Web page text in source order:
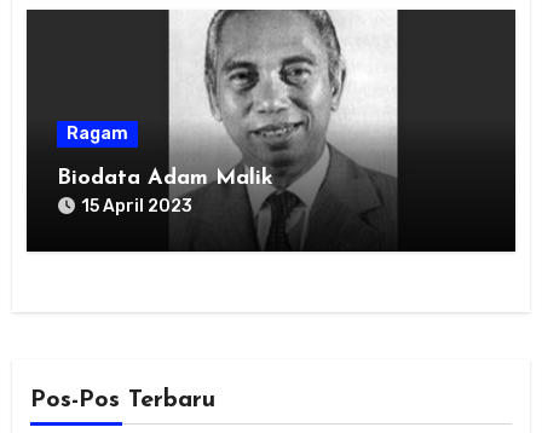
Ragam
Biodata Adam Malik
15 April 2023
Pos-Pos Terbaru